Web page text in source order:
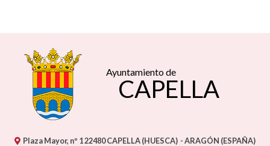
Ayuntamiento de
CAPELLA
Plaza Mayor, nº 122480CAPELLA (HUESCA) - ARAGÓN (ESPAÑA)